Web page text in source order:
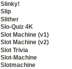
Slinky!
Slip
Slither
Slo-Quiz 4K
Slot Machine (v1)
Slot Machine (v2)
Slot Trivia
Slot-Machine
Slotmachine